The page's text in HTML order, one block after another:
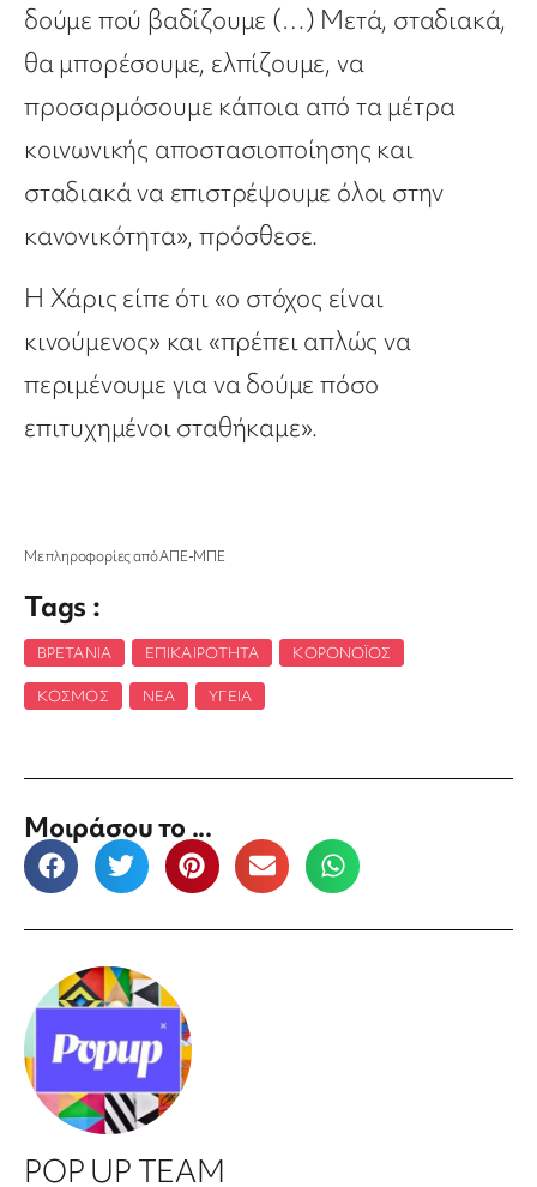
δούμε πού βαδίζουμε (…) Μετά, σταδιακά,
θα μπορέσουμε, ελπίζουμε, να
προσαρμόσουμε κάποια από τα μέτρα
κοινωνικής αποστασιοποίησης και
σταδιακά να επιστρέψουμε όλοι στην
κανονικότητα», πρόσθεσε.
Η Χάρις είπε ότι «ο στόχος είναι
κινούμενος» και «πρέπει απλώς να
περιμένουμε για να δούμε πόσο
επιτυχημένοι σταθήκαμε».
Με πληροφορίες από ΑΠΕ-ΜΠΕ
Tags :
ΒΡΕΤΑΝΊΑ ΕΠΙΚΑΙΡΌΤΗΤΑ ΚΟΡΟΝΟΪΌΣ
ΚΌΣΜΟΣ ΝΈΑ ΥΓΕΊΑ
Μοιράσου το ...
POP UP TEAM